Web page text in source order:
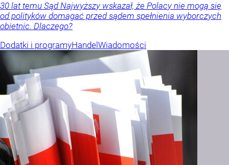
30 lat temu Sąd Najwyższy wskazał, że Polacy nie mogą się
od polityków domagać przed sądem spełnienia wyborczych
obietnic. Dlaczego?
Dodatki i programyHandel Wiadomości